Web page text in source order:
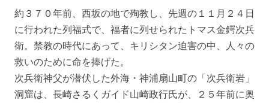
約３７０年前、西坂の地で殉教し、先週の１１月２４日
に行われた列福式で、福者に列せられたトマス金鍔次兵
衛。禁教の時代にあって、キリシタン迫害の中、人々の
救いのために命を捧げた。
次兵衛神父が潜伏した外海・神浦扇山町の「次兵衛岩」
洞窟は、長崎さるくガイド山崎政行氏が、２５年前に奥